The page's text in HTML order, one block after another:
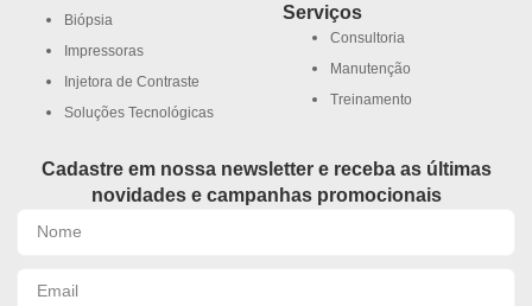
Biópsia
Impressoras
Injetora de Contraste
Soluções Tecnológicas
Serviços
Consultoria
Manutenção
Treinamento
Cadastre em nossa newsletter e receba as últimas
novidades e campanhas promocionais